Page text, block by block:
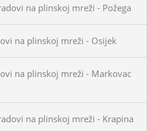
na plinskoj mreži - Požega
na plinskoj mreži - Osijek
na plinskoj mreži - Markovac
na plinskoj mreži - Krapina